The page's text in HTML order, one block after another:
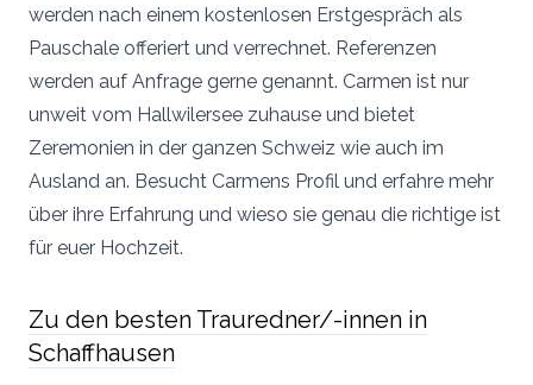
werden nach einem kostenlosen Erstgespräch als
Pauschale offeriert und verrechnet. Referenzen
werden auf Anfrage gerne genannt. Carmen ist nur
unweit vom Hallwilersee zuhause und bietet
Zeremonien in der ganzen Schweiz wie auch im
Ausland an. Besucht Carmens Profil und erfahre mehr
über ihre Erfahrung und wieso sie genau die richtige ist
für euer Hochzeit.
Zu den besten Trauredner/-innen in
Schaffhausen